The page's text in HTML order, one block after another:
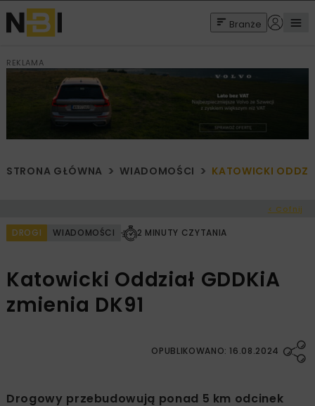
Branże
REKLAMA
STRONA GŁÓWNA WIADOMOŚCI KATOWICKI
< Cofnij
DROGI WIADOMOŚCI 2 MINUTY CZYTANIA
Katowicki Oddział GDDKiA
zmienia DK91
OPUBLIKOWANO: 16.08.2024
Drogowy przebudowują ponad 5 km odcinek